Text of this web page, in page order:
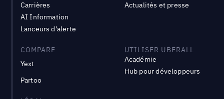
Carrières
AI Information
Lanceurs d'alerte
Actualités et presse
COMPARE
Yext
Partoo
UTILISER UBERALL
Académie
Hub pour développeurs